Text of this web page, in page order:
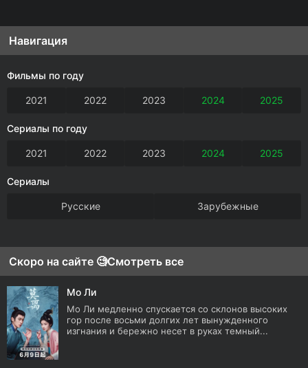
Навигация
Фильмы по году
2021 2022 2023 2024 2025
Сериалы по году
2021 2022 2023 2024 2025
Сериалы
Русские Зарубежные
Скоро на сайте 🧐Смотреть все
Мо Ли
Мо Ли медленно спускается со склонов высоких
гор после восьми долгих лет вынужденного
изгнания и бережно несет в руках темный...